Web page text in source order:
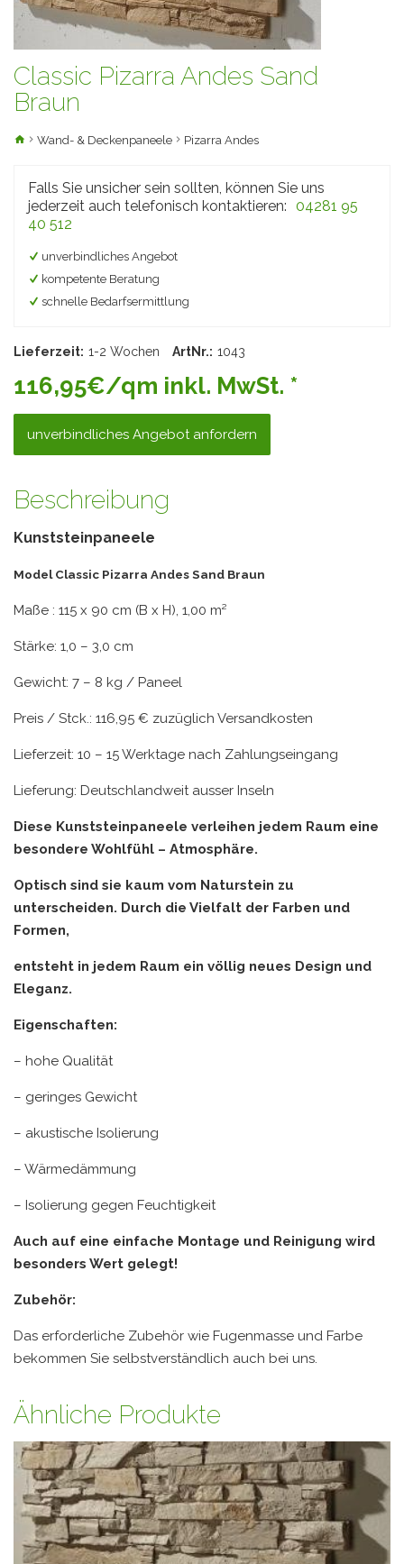
Classic Pizarra Andes Sand
Braun
Wand- & Deckenpaneele Pizarra Andes
Falls Sie unsicher sein sollten, können Sie uns
jederzeit auch telefonisch kontaktieren: 04281 95
40 512
unverbindliches Angebot
kompetente Beratung
schnelle Bedarfsermittlung
Lieferzeit: 1-2 Wochen ArtNr.: 1043
116,95€/qm inkl. MwSt. *
unverbindliches Angebot anfordern
Beschreibung
Kunststeinpaneele
Model Classic Pizarra Andes Sand Braun
Maße : 115 x 90 cm (B x H), 1,00 m²
Stärke: 1,0 – 3,0 cm
Gewicht: 7 – 8 kg / Paneel
Preis / Stck.: 116,95 € zuzüglich Versandkosten
Lieferzeit: 10 – 15 Werktage nach Zahlungseingang
Lieferung: Deutschlandweit ausser Inseln
Diese Kunststeinpaneele verleihen jedem Raum eine
besondere Wohlfühl – Atmosphäre.
Optisch sind sie kaum vom Naturstein zu
unterscheiden. Durch die Vielfalt der Farben und
Formen,
entsteht in jedem Raum ein völlig neues Design und
Eleganz.
Eigenschaften:
– hohe Qualität
– geringes Gewicht
– akustische Isolierung
– Wärmedämmung
– Isolierung gegen Feuchtigkeit
Auch auf eine einfache Montage und Reinigung wird
besonders Wert gelegt!
Zubehör:
Das erforderliche Zubehör wie Fugenmasse und Farbe
bekommen Sie selbstverständlich auch bei uns.
Ähnliche Produkte